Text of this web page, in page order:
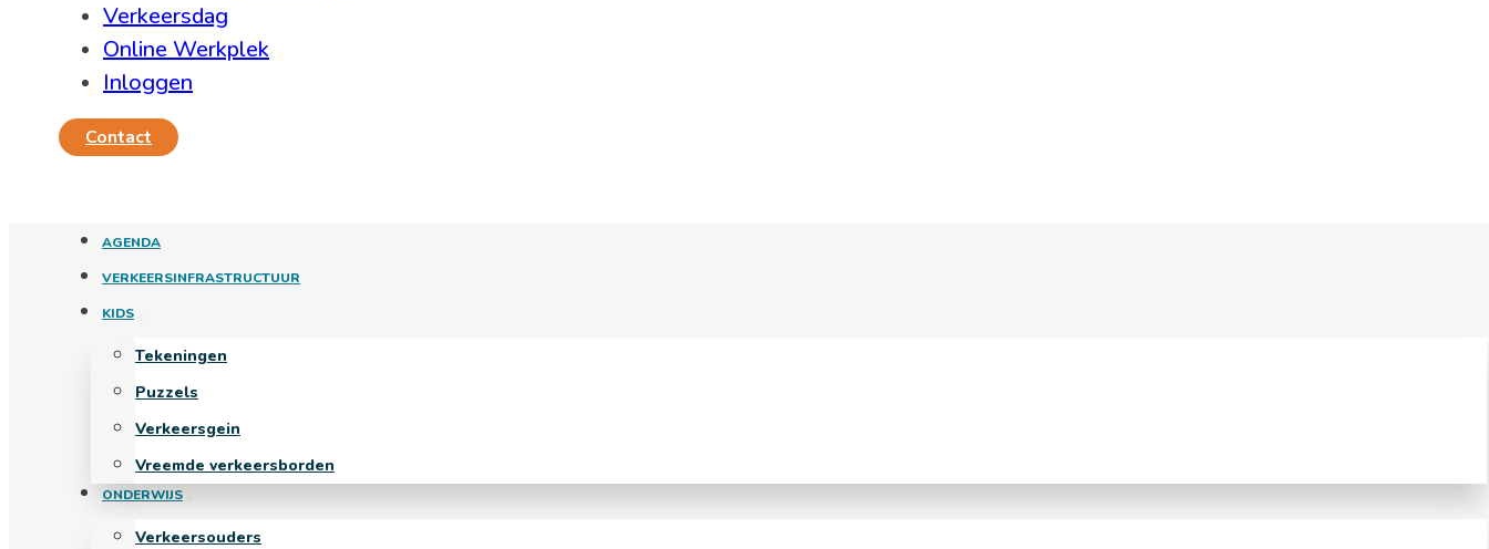
Verkeersdag
Online Werkplek
Inloggen
Contact
AGENDA
VERKEERSINFRASTRUCTUUR
KIDS
Tekeningen
Puzzels
Verkeersgein
Vreemde verkeersborden
ONDERWIJS
Verkeersouders